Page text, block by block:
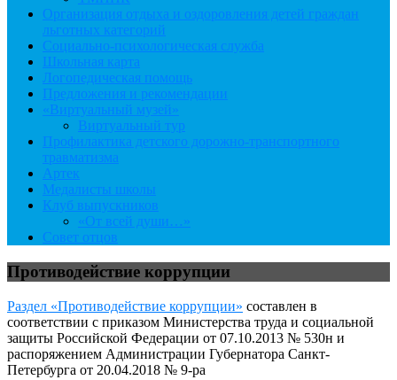
Организация отдыха и оздоровления детей граждан
льготных категорий
Социально-психологическая служба
Школьная карта
Логопедическая помощь
Предложения и рекомендации
«Виртуальный музей»
Виртуальный тур
Профилактика детского дорожно-транспортного
травматизма
Артек
Медалисты школы
Клуб выпускников
«От всей души…»
Совет отцов
Противодействие коррупции
Раздел «Противодействие коррупции» составлен в
соответствии с приказом Министерства труда и социальной
защиты Российской Федерации от 07.10.2013 № 530н и
распоряжением Администрации Губернатора Санкт-
Петербурга от 20.04.2018 № 9-ра